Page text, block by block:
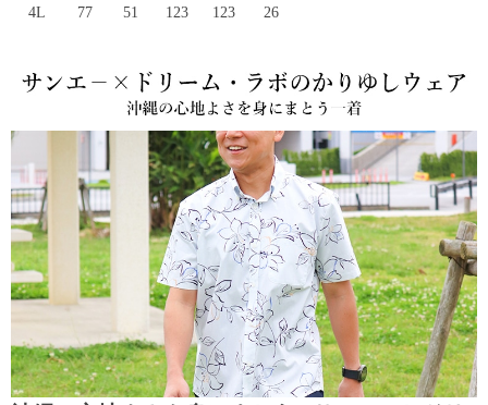
4L
77 51 123 123 26